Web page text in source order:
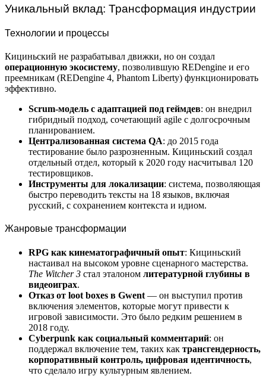
Уникальный вклад: Трансформация индустрии
Технологии и процессы
Кициньский не разрабатывал движки, но он создал
операционную экосистему, позволившую REDengine и его
преемникам (REDengine 4, Phantom Liberty) функционировать
эффективно.
Scrum-модель с адаптацией под геймдев: он внедрил
гибридный подход, сочетающий agile с долгосрочным
планированием.
Централизованная система QA: до 2015 года
тестирование было разрозненным. Кициньский создал
отдельный отдел, который к 2020 году насчитывал 120
тестировщиков.
Инструменты для локализации: система, позволяющая
быстро переводить тексты на 18 языков, включая
русский, с сохранением контекста и идиом.
Жанровые трансформации
RPG как кинематографичный опыт: Кициньский
настаивал на высоком уровне сценарного мастерства.
The Witcher 3 стал эталоном литературной глубины в
видеоиграх.
Отказ от loot boxes в Gwent — он выступил против
включения элементов, которые могут привести к
игровой зависимости. Это было редким решением в
2018 году.
Cyberpunk как социальный комментарий: он
поддержал включение тем, таких как трансгендерность,
корпоративный контроль, цифровая идентичность,
что сделало игру культурным явлением.